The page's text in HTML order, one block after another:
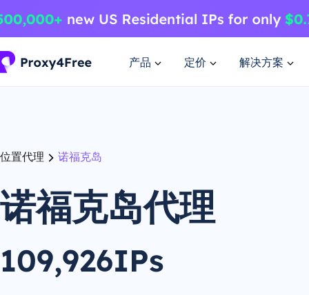
产品 定价 解决方案
位置代理 诺福克岛
诺福克岛代理
109,926IPs